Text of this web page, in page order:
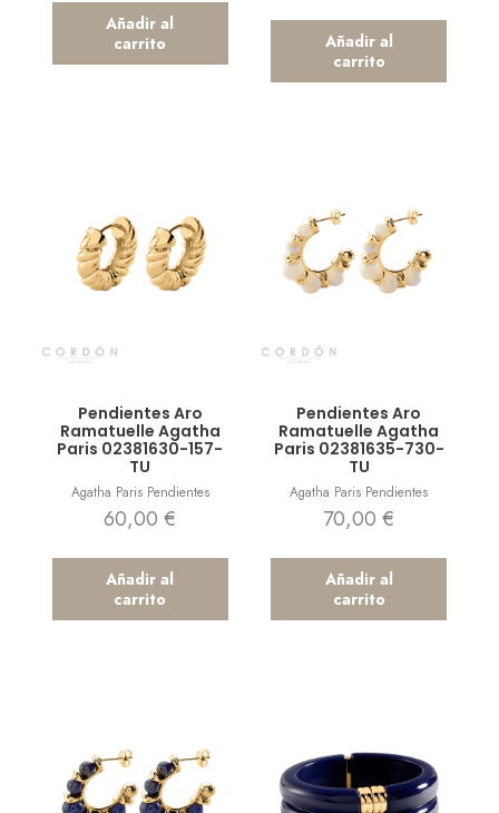
Añadir al
carrito
Añadir al
carrito
Pendientes Aro
Ramatuelle Agatha
Paris 02381630-157-
TU
Agatha Paris Pendientes
60,00€
Añadir al
carrito
Pendientes Aro
Ramatuelle Agatha
Paris 02381635-730-
TU
Agatha Paris Pendientes
70,00€
Añadir al
carrito